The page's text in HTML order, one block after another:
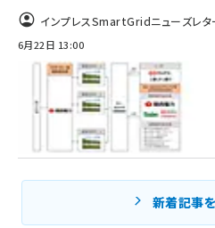
インプレスSmartGridニューズレタ
6月22日 13:00
新着記事